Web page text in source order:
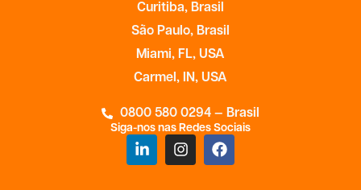
Curitiba, Brasil
São Paulo, Brasil
Miami, FL, USA
Carmel, IN, USA
0800 580 0294 — Brasil
Siga-nos nas Redes Sociais